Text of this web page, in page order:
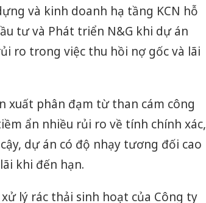
và kinh doanh hạ tầng KCN hỗ
tư và Phát triển N&G khi dự án
ro trong việc thu hồi nợ gốc và lãi
xuất phân đạm từ than cám công
ẩn nhiều rủi ro về tính chính xác,
dự án có độ nhạy tương đối cao
khi đến hạn.
lý rác thải sinh hoạt của Công ty